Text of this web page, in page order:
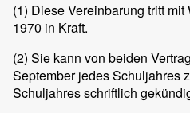
(1) Diese Vereinbarung tritt
1970 in Kraft.
(2) Sie kann von beiden
September jedes Schuljahres
Schuljahres schriftlich